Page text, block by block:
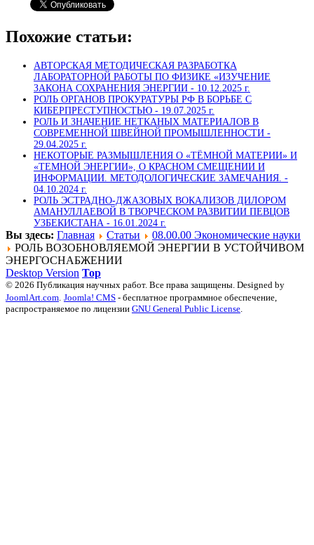
Похожие статьи:
АВТОРСКАЯ МЕТОДИЧЕСКАЯ РАЗРАБОТКА
ЛАБОРАТОРНОЙ РАБОТЫ ПО ФИЗИКЕ «ИЗУЧЕНИЕ
ЗАКОНА СОХРАНЕНИЯ ЭНЕРГИИ - 10.12.2025 г.
РОЛЬ ОРГАНОВ ПРОКУРАТУРЫ РФ В БОРЬБЕ С
КИБЕРПРЕСТУПНОСТЬЮ - 19.07.2025 г.
РОЛЬ И ЗНАЧЕНИЕ НЕТКАНЫХ МАТЕРИАЛОВ В
СОВРЕМЕННОЙ ШВЕЙНОЙ ПРОМЫШЛЕННОСТИ -
29.04.2025 г.
НЕКОТОРЫЕ РАЗМЫШЛЕНИЯ О «ТЁМНОЙ МАТЕРИИ» И
«ТЕМНОЙ ЭНЕРГИИ», О КРАСНОМ СМЕЩЕНИИ И
ИНФОРМАЦИИ. МЕТОДОЛОГИЧЕСКИЕ ЗАМЕЧАНИЯ. -
04.10.2024 г.
РОЛЬ ЭСТРАДНО-ДЖАЗОВЫХ ВОКАЛИЗОВ ДИЛОРОМ
АМАНУЛЛАЕВОЙ В ТВОРЧЕСКОМ РАЗВИТИИ ПЕВЦОВ
УЗБЕКИСТАНА - 16.01.2024 г.
Вы здесь: Главная Статьи
08.00.00 Экономические науки
РОЛЬ ВОЗОБНОВЛЯЕМОЙ ЭНЕРГИИ В УСТОЙЧИВОМ
ЭНЕРГОСНАБЖЕНИИ
Desktop Version Top
© 2026 Публикация научных работ. Все права защищены. Designed by
JoomlArt.com. Joomla! CMS - бесплатное программное обеспечение,
распространяемое по лицензии GNU General Public License.